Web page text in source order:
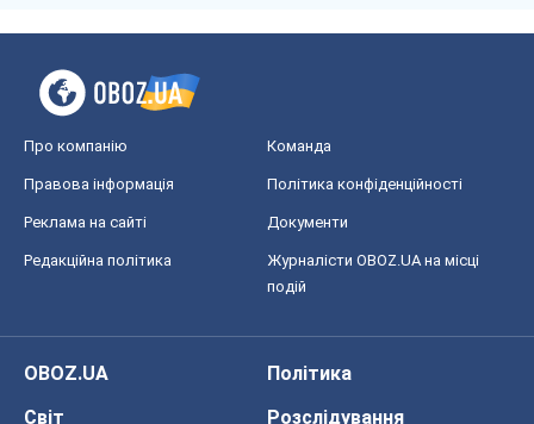
Про компанію Команда
Правова інформація Політика конфіденційності
Реклама на сайті Документи
Редакційна політика
Журналісти OBOZ.UA на місці
подій
OBOZ.UA
Політика
Світ
Розслідування